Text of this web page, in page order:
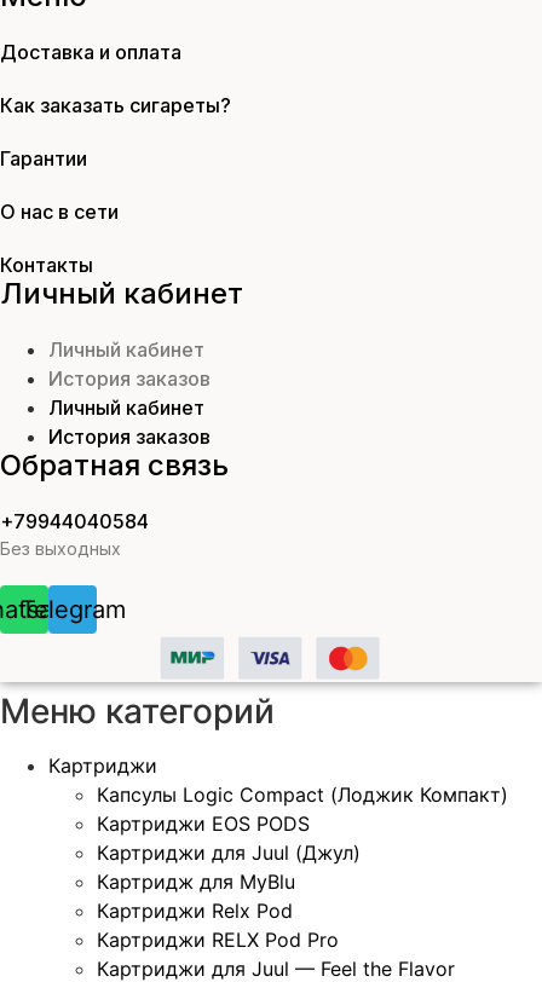
Доставка и оплата
Как заказать сигареты?
Гарантии
О нас в сети
Контакты
Личный кабинет
Личный кабинет
История заказов
Личный кабинет
История заказов
Обратная связь
+79944040584
Без выходных
Telegram
Меню категорий
Картриджи
Капсулы Logic Compact (Лоджик Компакт)
Картриджи EOS PODS
Картриджи для Juul (Джул)
Картридж для MyBlu
Картриджи Relx Pod
Картриджи RELX Pod Pro
Картриджи для Juul — Feel the Flavor